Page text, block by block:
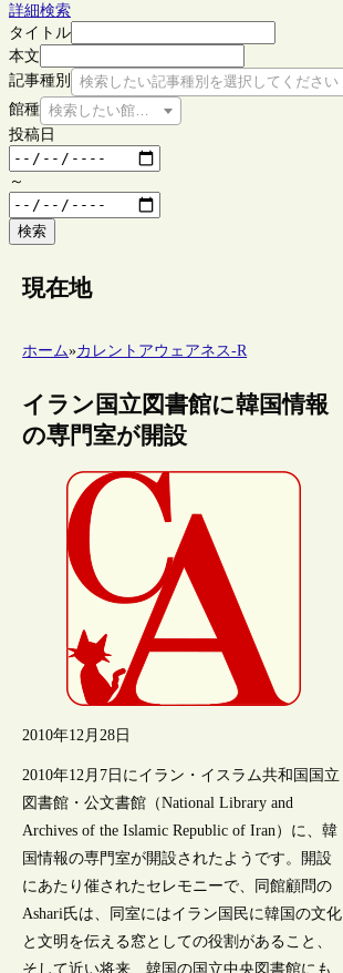
詳細検索
タイトル
本文
記事種別
検索したい記事種別を選択してください
館種 検索したい館種を選択してください
投稿日
～
検索
現在地
ホーム»カレントアウェアネス-R
イラン国立図書館に韓国情報
の専門室が開設
2010年12月28日
2010年12月7日にイラン・イスラム共和国国立
図書館・公文書館（National Library and
Archives of the Islamic Republic of Iran）に、韓
国情報の専門室が開設されたようです。開設
にあたり催されたセレモニーで、同館顧問の
Ashari氏は、同室にはイラン国民に韓国の文化
と文明を伝える窓としての役割があること、
そして近い将来、韓国の国立中央図書館にも